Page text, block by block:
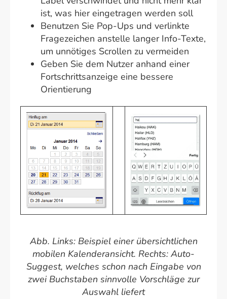
ist, was hier eingetragen werden soll
Benutzen Sie Pop-Ups und verlinkte
Fragezeichen anstelle langer Info-Texte,
um unnötiges Scrollen zu vermeiden
Geben Sie dem Nutzer anhand einer
Fortschrittsanzeige eine bessere
Orientierung
Abb. Links: Beispiel einer übersichtlichen
mobilen Kalenderansicht. Rechts: Auto-
Suggest, welches schon nach Eingabe von
zwei Buchstaben sinnvolle Vorschläge zur
Auswahl liefert